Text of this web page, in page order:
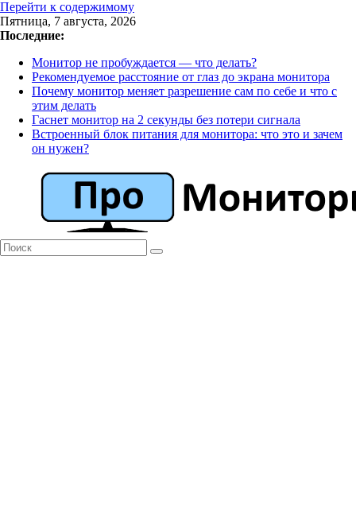
Перейти к содержимому
Пятница, 7 августа, 2026
Последние:
Монитор не пробуждается — что делать?
Рекомендуемое расстояние от глаз до экрана монитора
Почему монитор меняет разрешение сам по себе и что с
этим делать
Гаснет монитор на 2 секунды без потери сигнала
Встроенный блок питания для монитора: что это и зачем
он нужен?